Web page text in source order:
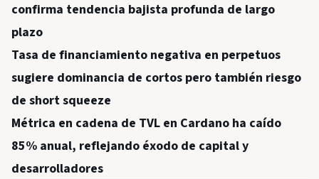
confirma tendencia bajista profunda de largo
plazo
Tasa de financiamiento negativa en perpetuos
sugiere dominancia de cortos pero también riesgo
de short squeeze
Métrica en cadena de TVL en Cardano ha caído
85% anual, reflejando éxodo de capital y
desarrolladores